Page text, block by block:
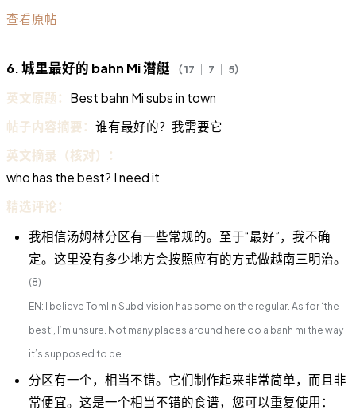
查看原帖
6. 城里最好的 bahn Mi 潜艇 （ 17 ｜ 7 ｜ 5）
英文原题： Best bahn Mi subs in town
帖子内容摘要： 谁有最好的？我需要它
英文摘录（核对）：
who has the best? I need it
精选评论：
我相信汤姆林分区有一些常规的。至于“最好”，我不确
定。这里没有多少地方会按照应有的方式做越南三明治。
(8)
EN: I believe Tomlin Subdivision has some on the regular. As for ‘the
best’, I’m unsure. Not many places around here do a banh mi the way
it’s supposed to be.
分区有一个，相当不错。它们制作起来非常简单，而且非
常便宜。这是一个相当不错的食谱，您可以重复使用：